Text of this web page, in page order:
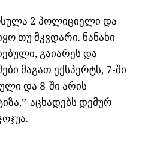
2 პოლიციელი და
თუ მკვდარი. ნანახი
გაიარეს და
მაგათ ექსპერტს, 7-ში
და 8-ში არის
აცხადებს დემურ